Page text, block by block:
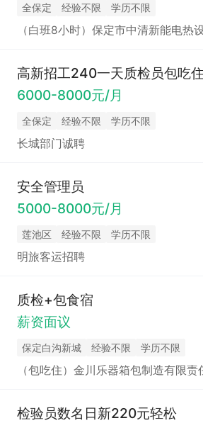
全保定 经验不限 学历不限
（白班8小时）保定市中清新能电热
高新招工240一天质检员包吃住
6000-8000元/月
全保定 经验不限 学历不限
长城部门诚聘
安全管理员
5000-8000元/月
莲池区 经验不限 学历不限
明旅客运招聘
质检+包食宿
薪资面议
保定白沟新城 经验不限 学历不限
（包吃住）金川乐器箱包制造有限责
检验员数名日新220元轻松